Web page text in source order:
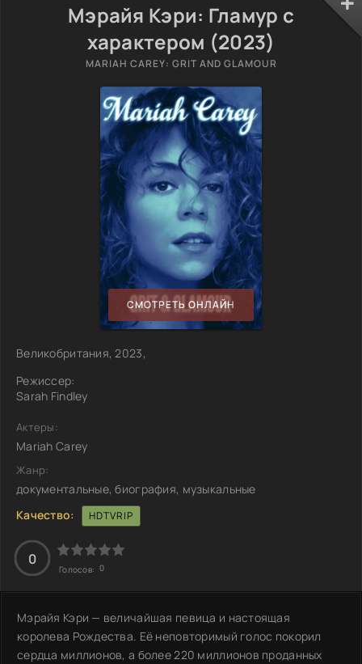
Мэрайя Кэри: Гламур с
характером (2023)
MARIAH CAREY: GRIT AND GLAMOUR
СМОТРЕТЬ ОНЛАЙН
Великобритания, 2023,
Режиссер:
Sarah Findley
Актеры:
Mariah Carey
Жанр:
документальные, биография, музыкальные
Качество:
HDTVRIP
0
Голосов: 0
Мэрайя Кэри — величайшая певица и настоящая
королева Рождества. Её неповторимый голос покорил
сердца миллионов, а более 220 миллионов проданных